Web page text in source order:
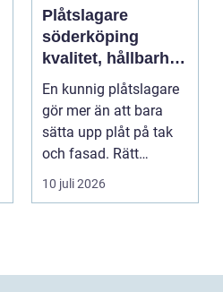
Plåtslagare
söderköping
kvalitet, hållbarhet
och tryggt
takarbete
En kunnig plåtslagare
gör mer än att bara
sätta upp plåt på tak
och fasad. Rätt
plåtarbeten skyddar ...
10 juli 2026